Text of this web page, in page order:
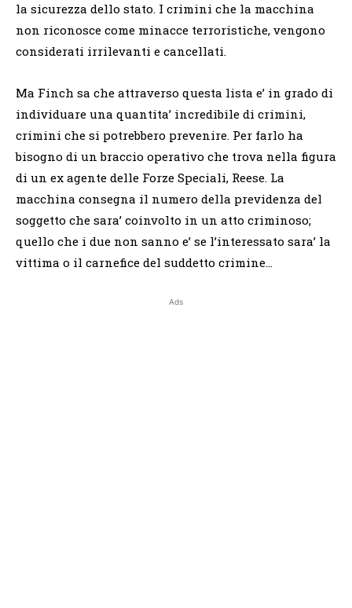
la sicurezza dello stato. I crimini che la macchina
non riconosce come minacce terroristiche, vengono
considerati irrilevanti e cancellati.
Ma Finch sa che attraverso questa lista e’ in grado di
individuare una quantita’ incredibile di crimini,
crimini che si potrebbero prevenire. Per farlo ha
bisogno di un braccio operativo che trova nella figura
di un ex agente delle Forze Speciali, Reese. La
macchina consegna il numero della previdenza del
soggetto che sara’ coinvolto in un atto criminoso;
quello che i due non sanno e’ se l’interessato sara’ la
vittima o il carnefice del suddetto crimine…
Ads